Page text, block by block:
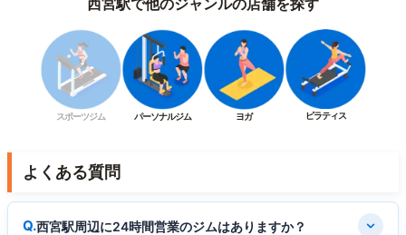
スポーツジム パーソナルジム ヨガ ピラティス
よくある質問
西宮駅周辺に24時間営業のジムはありますか？